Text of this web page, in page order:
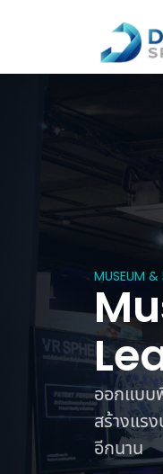
MUSEUM &
ออกแบบ
สร้างแร
อีกนาน